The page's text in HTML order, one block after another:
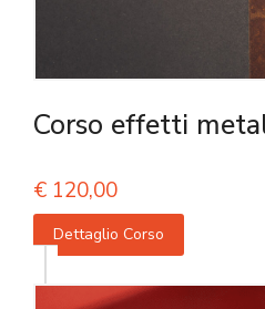
Corso effetti
€ 120,00
Dettaglio Corso